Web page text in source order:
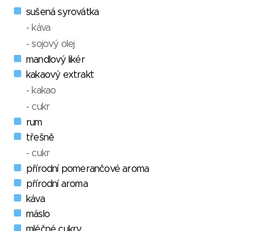
sušená syrovátka
- káva
- sojový olej
mandlový likér
kakaový extrakt
- kakao
- cukr
rum
třešně
- cukr
přírodní pomerančové aroma
přírodní aroma
káva
máslo